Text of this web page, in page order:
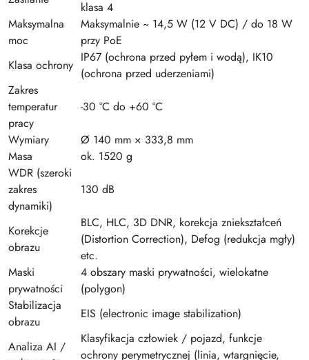
klasa 4
Maksymalna
moc
Maksymalnie ~ 14,5 W (12 V DC) / do 18 W
przy PoE
Klasa ochrony
IP67 (ochrona przed pyłem i wodą), IK10
(ochrona przed uderzeniami)
Zakres
temperatur
pracy
-30 °C do +60 °C
Wymiary
Ø 140 mm × 333,8 mm
Masa
ok. 1520 g
WDR (szeroki
zakres
dynamiki)
130 dB
Korekcje
obrazu
BLC, HLC, 3D DNR, korekcja zniekształceń
(Distortion Correction), Defog (redukcja mgły)
etc.
Maski
prywatności
4 obszary maski prywatności, wielokatne
(polygon)
Stabilizacja
obrazu
EIS (electronic image stabilization)
Analiza AI /
Klasyfikacja człowiek / pojazd, funkcje
ochrony perymetrycznej (linia, wtargnięcie,